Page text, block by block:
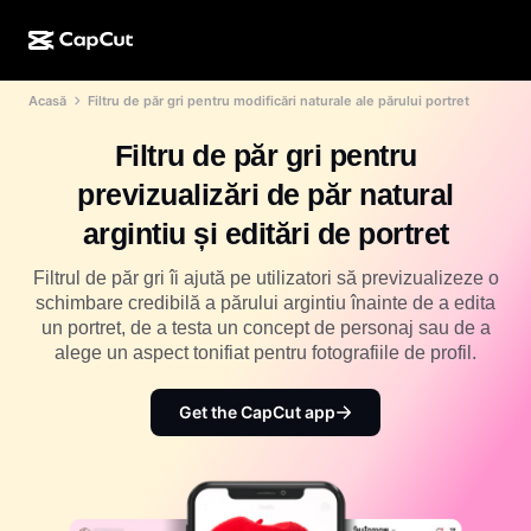
CapCut Pad
CapCut pentru mobil
IA Dreamina
Design IA
Video Studio
Generarea videoclipurilor cu IA
Generarea imaginilor cu IA
Îmbunătățire imagine IA
Dreamina Seedance 2.5
Gemini Omni
Instrumente IA
Generare și editare de videoclipuri
Generare și editare de imagini
Generare și editare de voci
Rețele de socializare
Șabloane de sărbători
Mai multe
Șabloane pentru calendar
Șabloane pentru aniversări
Șabloane pentru efecte
Comunitate
Inițiative
Afiliați
Programul Pioneer
Programul de parteneriat pentru creatori
Acasă Filtru de păr gri pentru modificări naturale ale părului portret
Filtru de păr gri pentru
previzualizări de păr natural
argintiu și editări de portret
Filtrul de păr gri îi ajută pe utilizatori să previzualizeze o
schimbare credibilă a părului argintiu înainte de a edita
un portret, de a testa un concept de personaj sau de a
alege un aspect tonifiat pentru fotografiile de profil.
Get the CapCut app